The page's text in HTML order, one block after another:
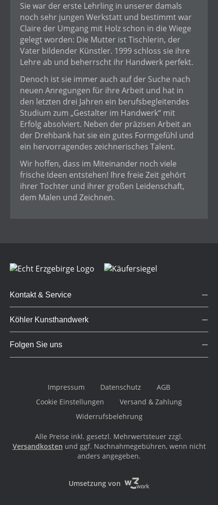
Sie war der erste Lehrling in unserer damals
noch sehr jungen Werkstatt und bestimmt war
Claire der Umgang mit Holz schon in die Wiege
gelegt worden: Die Mutter ist Tischlerin, der
Vater bildender Künstler. 1999 schloss sie ihre
Lehre ab und beherrscht ihr Handwerk perfekt.
Denoch ist sie immer auch auf der Suche nach
neuen Anregungen für ihre Arbeit und hat in
den letzten drei Jahren ein berufsbegleitendes
Studium zum „Gestalter im Handwerk“ mit
Erfolg absolviert. Neben der präzisen Arbeit an
der Drehbank hat sie ein gutes Formgefühl und
ein hervorragendes zeichnerisches Talent.
Wir hoffen, dass im Miteinander noch viele
frische Ideen entstehen! Ihre freie Zeit gehört
ihrer Tochter und ihrer großen Leidenschaft,
dem Malen und Zeichnen.
Kontakt & Service
Köhler Kunsthandwerk
Folgen Sie uns
Impressum Datenschutz
AGB
Cookie Einstellungen
Versand & Zahlung
Widerrufsbelehrung
Alle Preise inkl. gesetzl. Mehrwertsteuer zzgl.
Versandkosten und ggf. Nachnahmegebühren, wenn nicht
anders angegeben.
Umsetzung von